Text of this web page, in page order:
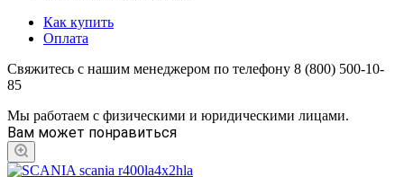
Как купить
Оплата
Свяжитесь с нашим менеджером по телефону 8 (800) 500-10-
85
Мы работаем с физическими и юридическими лицами.
Вам может понравиться